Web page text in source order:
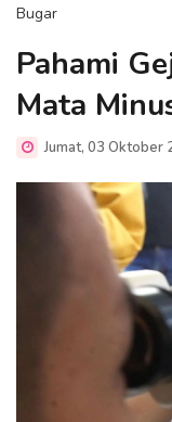
Bugar
Pahami
Mata
Jumat, 03 Oktober